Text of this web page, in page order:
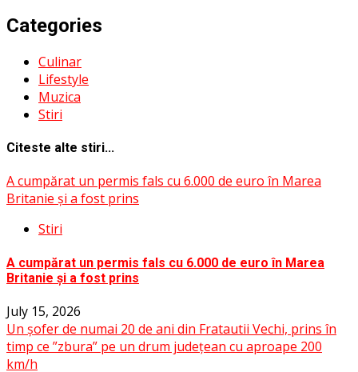
Categories
Culinar
Lifestyle
Muzica
Stiri
Citeste alte stiri...
A cumpărat un permis fals cu 6.000 de euro în Marea
Britanie și a fost prins
Stiri
A cumpărat un permis fals cu 6.000 de euro în Marea
Britanie și a fost prins
July 15, 2026
Un șofer de numai 20 de ani din Fratautii Vechi, prins în
timp ce ”zbura” pe un drum județean cu aproape 200
km/h